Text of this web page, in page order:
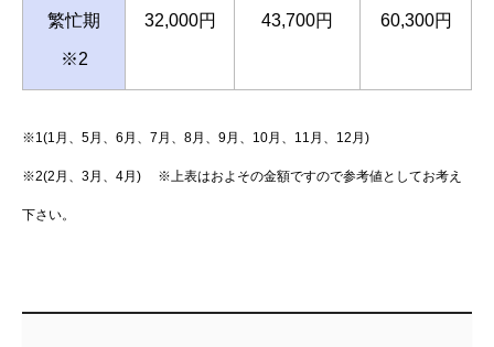
繁忙期
※2
32,000円 43,700円 60,300円
※1(1月、5月、6月、7月、8月、9月、10月、11月、12月)
※2(2月、3月、4月) ※上表はおよその金額ですので参考値としてお考え
下さい。